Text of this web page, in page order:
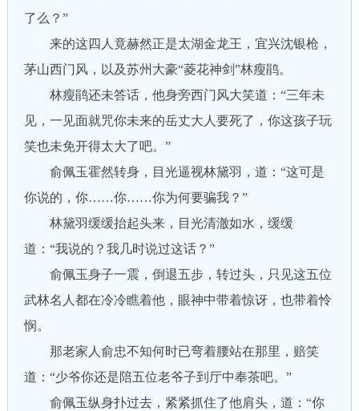
了么？”
来的这四人竟赫然正是太湖金龙王，宜兴沈银枪，
茅山西门风，以及苏州大豪“菱花神剑”林瘦鹃。
林瘦鹃还未答话，他身旁西门风大笑道：“三年未
见，一见面就咒你未来的岳丈大人要死了，你这孩子玩
笑也未免开得太大了吧。”
俞佩玉霍然转身，目光逼视林黛羽，道：“这可是
你说的，你……你……你为何要骗我？”
林黛羽缓缓抬起头来，目光清澈如水，缓缓
道：“我说的？我几时说过这话？”
俞佩玉身子一震，倒退五步，转过头，只见这五位
武林名人都在冷冷瞧着他，眼神中带着惊讶，也带着怜
悯。
那老家人俞忠不知何时已弯着腰站在那里，赔笑
道：“少爷你还是陪五位老爷子到厅中奉茶吧。”
俞佩玉纵身扑过去，紧紧抓住了他肩头，道：“你